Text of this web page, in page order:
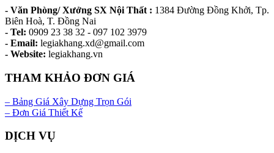
- Văn Phòng/ Xưởng SX Nội Thất : 1384 Đường Đồng Khởi, Tp.
Biên Hoà, T. Đồng Nai
- Tel: 0909 23 38 32 - 097 102 3979
- Email: legiakhang.xd@gmail.com
- Website: legiakhang.vn
THAM KHẢO ĐƠN GIÁ
– Bảng Giá Xây Dựng Trọn Gói
– Đơn Giá Thiết Kế
DỊCH VỤ